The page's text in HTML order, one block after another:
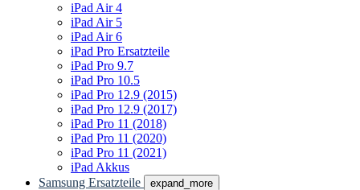
iPad Air 4
iPad Air 5
iPad Air 6
iPad Pro Ersatzteile
iPad Pro 9.7
iPad Pro 10.5
iPad Pro 12.9 (2015)
iPad Pro 12.9 (2017)
iPad Pro 11 (2018)
iPad Pro 11 (2020)
iPad Pro 11 (2021)
iPad Akkus
Samsung Ersatzteile
expand_more